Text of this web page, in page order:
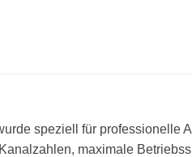
speziell für professionelle
maximale